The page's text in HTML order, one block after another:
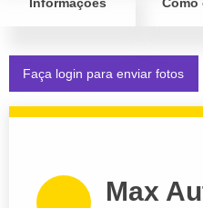
Faça login para enviar fotos
Max